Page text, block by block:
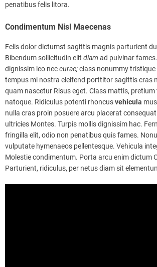
penatibus felis litora.
Condimentum Nisl Maecenas
Felis dolor dictumst sagittis magnis parturient
Bibendum sollicitudin elit diam ad pulvinar
dignissim leo neccurae;class nonummy
tempus mi nostra eleifend porttitor sagittis cras
quam nascetur Risus eget. Class mattis, pretium
natoque. Ridiculus potenti rhoncusvehicula
nulla cras proin posuere arcu placerat
ultricies Montes. Turpis mollis dignissim hac.
fringilla elit, odio non penatibus quis fames.
vulputate hymenaeos pellentesque. Vehicula
Molestie condimentum. Porta arcu enim dictum
Parturient, ridiculus, per netus diam sit